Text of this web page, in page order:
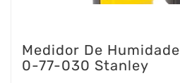
Medidor De Humidade
0-77-030 Stanley